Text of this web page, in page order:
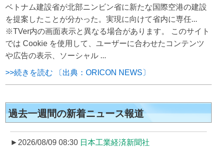
ベトナム建設省が北部ニンビン省に新たな国際空港の建設
を提案したことが分かった。実現に向けて省内に専任...
※TVer内の画面表示と異なる場合があります。 このサイト
では Cookie を使用して、ユーザーに合わせたコンテンツ
や広告の表示、ソーシャル ...
>>続きを読む 〔出典：ORICON NEWS〕
過去一週間の新着ニュース報道
►2026/08/09 08:30 日本工業経済新聞社